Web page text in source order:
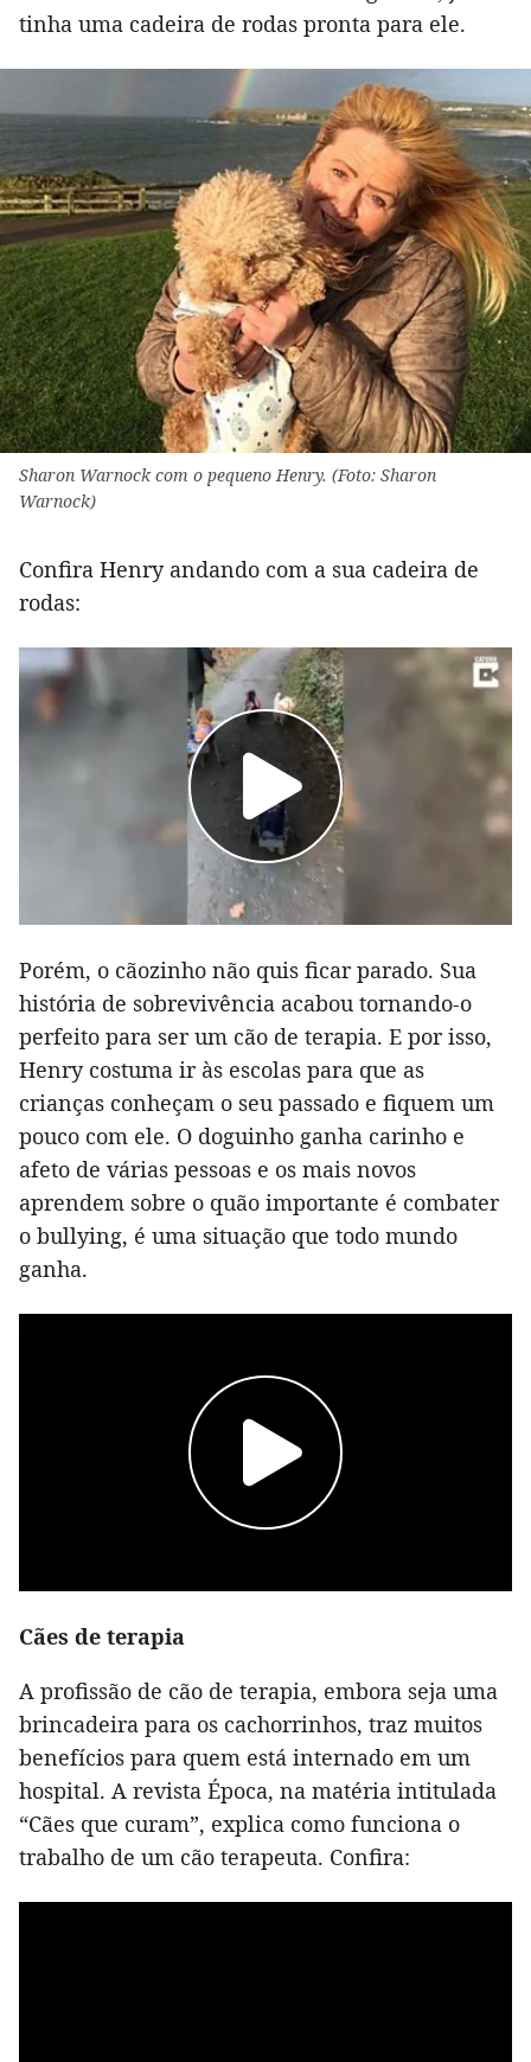
tinha uma cadeira de rodas pronta para ele.
Sharon Warnock com o pequeno Henry. (Foto: Sharon
Warnock)
Confira Henry andando com a sua cadeira de
rodas:
Porém, o cãozinho não quis ficar parado. Sua
história de sobrevivência acabou tornando-o
perfeito para ser um cão de terapia. E por isso,
Henry costuma ir às escolas para que as
crianças conheçam o seu passado e fiquem um
pouco com ele. O doguinho ganha carinho e
afeto de várias pessoas e os mais novos
aprendem sobre o quão importante é combater
o bullying, é uma situação que todo mundo
ganha.
Cães de terapia
A profissão de cão de terapia, embora seja uma
brincadeira para os cachorrinhos, traz muitos
benefícios para quem está internado em um
hospital. A revista Época, na matéria intitulada
“Cães que curam”, explica como funciona o
trabalho de um cão terapeuta. Confira: